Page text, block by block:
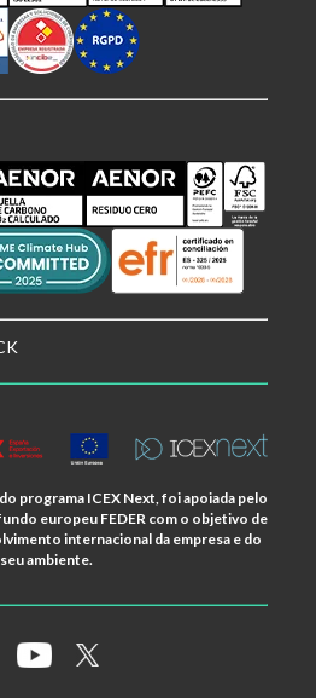
programa ICEX Next, foi apoiada pelo
europeu FEDER com o objetivo de
internacional da empresa e do
seu ambiente.